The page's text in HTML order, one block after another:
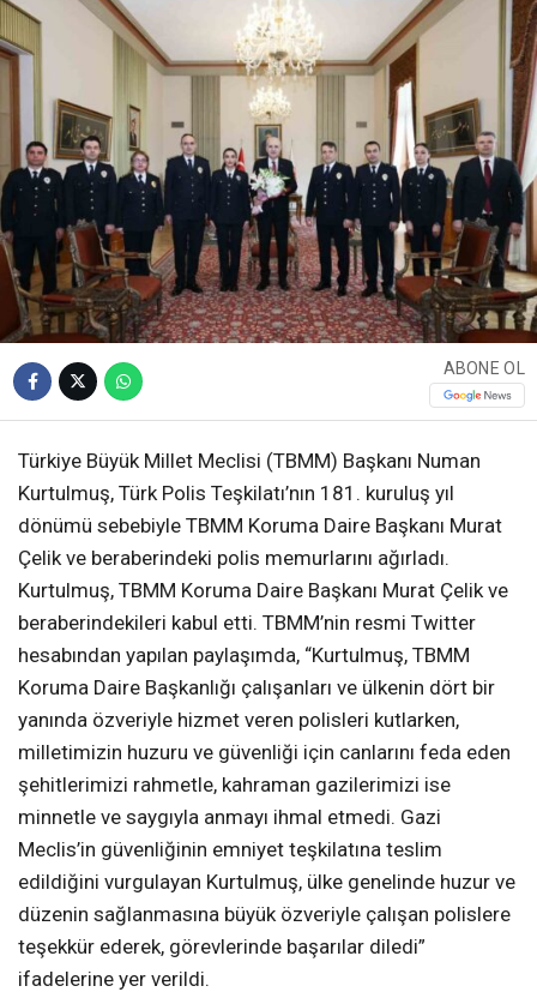
ABONE OL
Türkiye Büyük Millet Meclisi (TBMM) Başkanı Numan
Kurtulmuş, Türk Polis Teşkilatı’nın 181. kuruluş yıl
dönümü sebebiyle TBMM Koruma Daire Başkanı Murat
Çelik ve beraberindeki polis memurlarını ağırladı.
Kurtulmuş, TBMM Koruma Daire Başkanı Murat Çelik ve
beraberindekileri kabul etti. TBMM’nin resmi Twitter
hesabından yapılan paylaşımda, “Kurtulmuş, TBMM
Koruma Daire Başkanlığı çalışanları ve ülkenin dört bir
yanında özveriyle hizmet veren polisleri kutlarken,
milletimizin huzuru ve güvenliği için canlarını feda eden
şehitlerimizi rahmetle, kahraman gazilerimizi ise
minnetle ve saygıyla anmayı ihmal etmedi. Gazi
Meclis’in güvenliğinin emniyet teşkilatına teslim
edildiğini vurgulayan Kurtulmuş, ülke genelinde huzur ve
düzenin sağlanmasına büyük özveriyle çalışan polislere
teşekkür ederek, görevlerinde başarılar diledi”
ifadelerine yer verildi.